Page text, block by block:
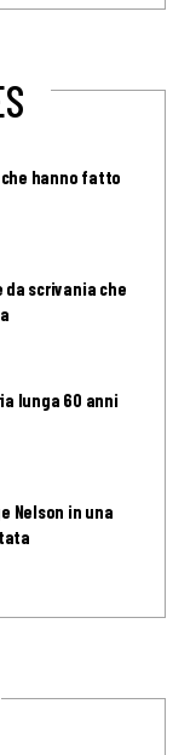
hanno fatto
da scrivania che
lunga 60 anni
Nelson in una